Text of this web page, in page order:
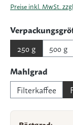
Preise inkl. MwSt.
250 g
500 g
Mahlgrad
Filterkaffee